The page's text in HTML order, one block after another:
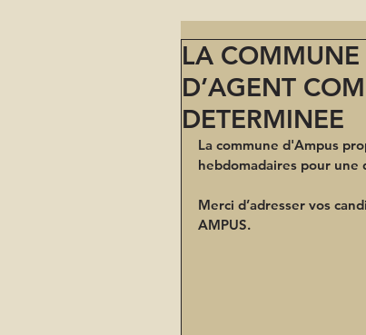
LA COMMUNE
D’AGENT
DETERMINEE
La commune d'Ampus
hebdomadaires pour
Merci d’adresser vos
AMPUS.